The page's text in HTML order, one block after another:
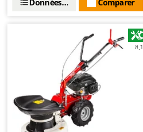
Comparer
Données techniques
8,1